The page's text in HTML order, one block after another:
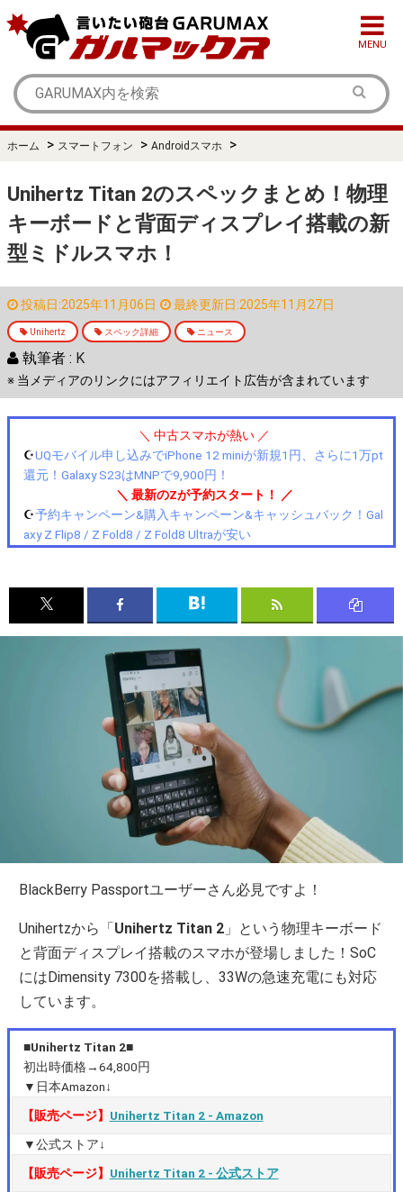
MENU
ホーム > スマートフォン > Androidスマホ >
Unihertz Titan 2のスペックまとめ！物理
キーボードと背面ディスプレイ搭載の新
型ミドルスマホ！
投稿日:2025年11月06日 最終更新日:2025年11月27日
Unihertz スペック詳細 ニュース
執筆者 : K
※ 当メディアのリンクにはアフィリエイト広告が含まれています
＼ 中古スマホが熱い ／
☪️UQモバイル申し込みでiPhone 12 miniが新規1円、さらに1万pt
還元！Galaxy S23はMNPで9,900円！
＼ 最新のZが予約スタート！ ／
☪️予約キャンペーン&購入キャンペーン&キャッシュバック！Gal
axy Z Flip8 / Z Fold8 / Z Fold8 Ultraが安い
BlackBerry Passportユーザーさん必見ですよ！
Unihertzから「 Unihertz Titan 2 」という物理キーボード
と背面ディスプレイ搭載のスマホが登場しました！SoC
にはDimensity 7300を搭載し、33Wの急速充電にも対応
しています。
■Unihertz Titan 2■
初出時価格→64,800円
▼日本Amazon↓
【販売ページ】 Unihertz Titan 2 ‐ Amazon
▼公式ストア↓
【販売ページ】 Unihertz Titan 2 ‐ 公式ストア